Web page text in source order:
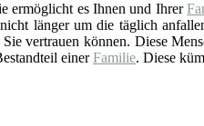
ermöglicht es Ihnen und Ihrer
länger um die täglich
vertrauen können. Diese
einerFamilie. Diese